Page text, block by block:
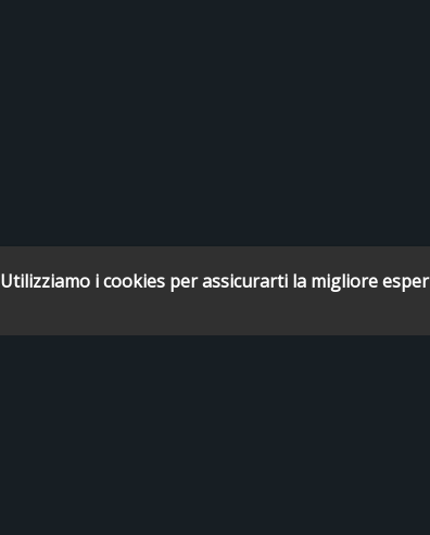
Utilizziamo i cookies per assicurarti la migliore